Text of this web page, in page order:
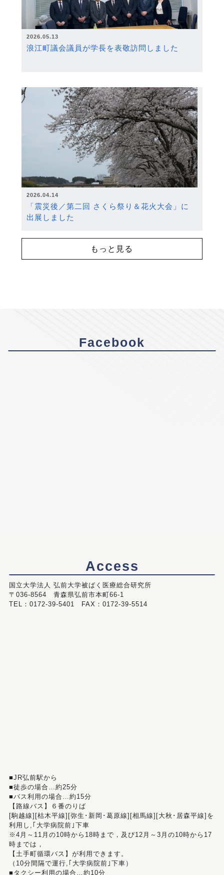
2026.05.13
浪江町議会議員が学長を表敬訪問しました
2026.04.14
「震災後／第二回 さくら祭り＆花火大会」に
出展しました
もっと見る
Facebook
Access
国立大学法人 弘前大学被ばく医療総合研究所
〒036-8564 青森県弘前市本町66-1
TEL：0172-39-5401 FAX：0172-39-5514
■JR弘前駅から
■徒歩の場合…約25分
■バス利用の場合…約15分
【路線バス】６番のりば
[駒越線][枯木平線][弥生･新岡･葛原線][相馬線][大秋･居森平線]を
利用し,｢大学病院前｣下車
※4月～11月の10時から18時まで，及び12月～3月の10時から17
時までは，
【土手町循環バス】が利用できます。
（10分間隔で運行,｢大学病院前｣下車）
■タクシー利用の場合…約10分